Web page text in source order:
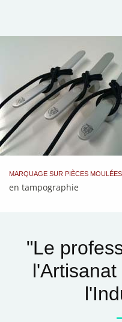
MARQUAGE SUR PIÈCES MOULÉES
en tampographie
"Le